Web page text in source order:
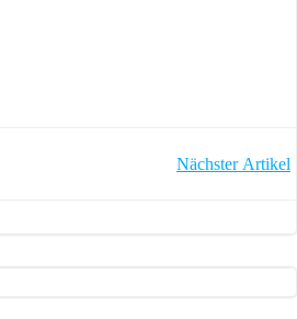
Nächster Artikel